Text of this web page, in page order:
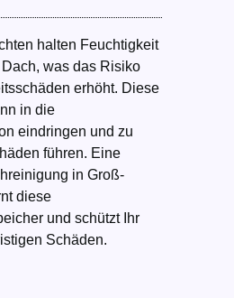
halten Feuchtigkeit
was das Risiko
erhöht. Diese
in die
eindringen und zu
führen. Eine
in Groß-
diese
und schützt Ihr
Schäden.